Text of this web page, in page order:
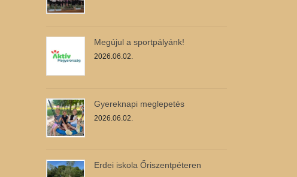
Megújul a sportpályánk!
2026.06.02.
Gyereknapi meglepetés
2026.06.02.
Erdei iskola Őriszentpéteren